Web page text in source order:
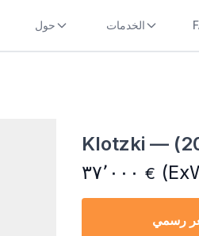
حول الخدمات
٣٧٬٠٠٠ €
رسمي